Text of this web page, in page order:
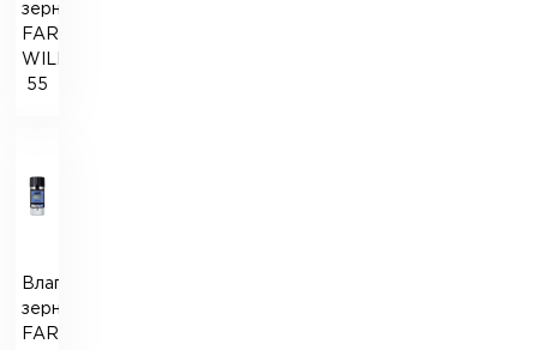
зерна
FARMCOMP
WILE-
55
Влагомер
зерна
FARMCOMP